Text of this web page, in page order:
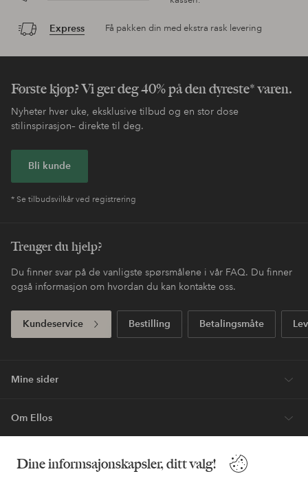
Dine informsajonskapsler, ditt valg!
Express Få pakken din med ekstra rask levering
Første kjøp? Vi ger deg 40% på den dyreste* varen.
Nyheter hver uke, eksklusive tilbud og en stor dose
stilinspirasjon– direkte til deg.
Bli kunde
* Se tilbudsvilkår ved registrering
Trenger du hjelp?
Du finner svar på de vanligste spørsmålene i vår FAQ. Du finner
også informasjon om hvordan du kan kontakte oss.
Kundeservice Bestilling Betalingsmåte
Mine sider
Om Ellos